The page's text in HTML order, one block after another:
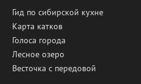
Гид по сибирской кухне
Карта катков
Голоса города
Лесное озеро
Весточка с передовой